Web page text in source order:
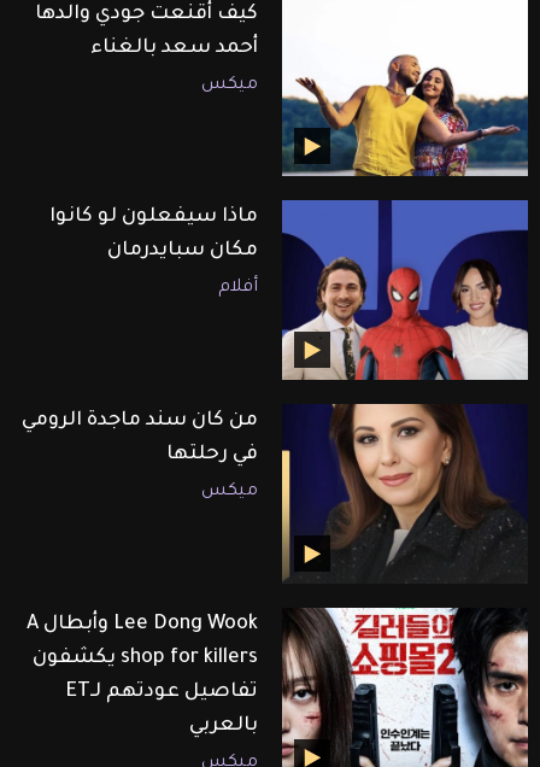
كيف أقنعت جودي والدها
أحمد سعد بالغناء
ميكس
ماذا سيفعلون لو كانوا
مكان سبايدرمان
أفلام
من كان سند ماجدة الرومي
في رحلتها
ميكس
Lee Dong Wook وأبطال A
shop for killers يكشفون
تفاصيل عودتهم لـET
بالعربي